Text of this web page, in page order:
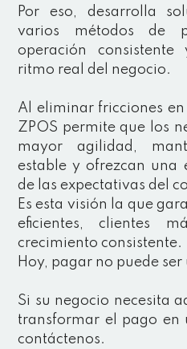
Por eso, desarrolla
varios métodos de
operación
ritmo real del negocio.
Al eliminar fricciones
ZPOS permite que los
mayor agilidad,
estable y ofrezcan una
de las expectativas del
Es esta visión la que
eficientes, clientes
crecimiento consistente.
Hoy, pagar no puede
Si su negocio necesita
transformar el pago en
contáctenos.